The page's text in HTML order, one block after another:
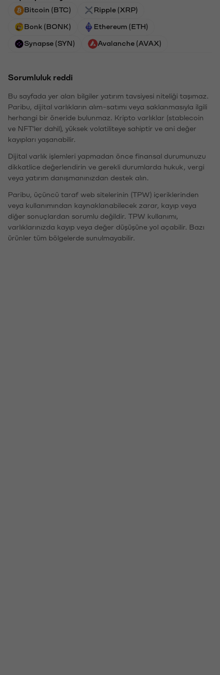
Bitcoin (BTC) Ripple (XRP)
Bonk (BONK) Ethereum (ETH)
Synapse (SYN) Avalanche (AVAX)
Sorumluluk reddi
Bu sayfada yer alan bilgiler yatırım tavsiyesi niteliği taşımaz.
Paribu, dijital varlıkların alım-satımı veya saklanmasıyla ilgili
herhangi bir öneride bulunmaz. Kripto varlıklar (stablecoin
ve NFT'ler dahil), yüksek volatiliteye sahiptir ve ani değer
kayıpları yaşanabilir.
Dijital varlık işlemleri yapmadan önce finansal durumunuzu
dikkatlice değerlendirin ve gerekli durumlarda hukuk, vergi
veya yatırım danışmanınızdan destek alın.
Paribu, üçüncü taraf web sitelerinin (TPW) içeriklerinden
veya kullanımından kaynaklanabilecek zarar, kayıp veya
diğer sonuçlardan sorumlu değildir. TPW kullanımı,
varlıklarınızda kayıp veya değer düşüşüne yol açabilir. Bazı
ürünler tüm bölgelerde sunulmayabilir.